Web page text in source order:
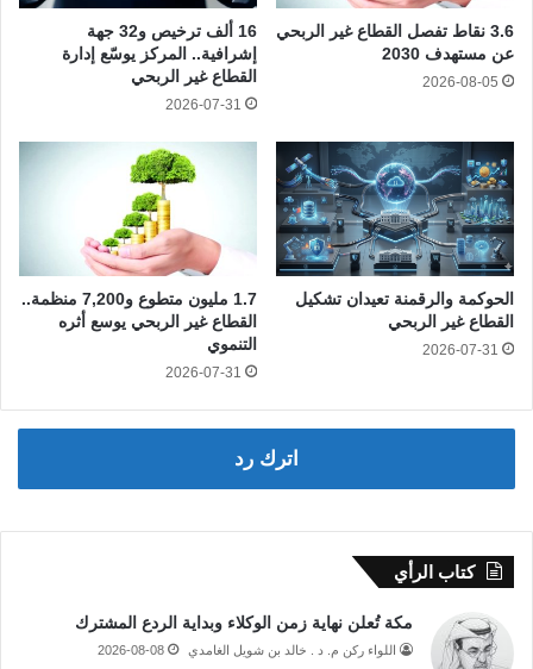
3.6 نقاط تفصل القطاع غير الربحي
عن مستهدف 2030
2026-08-05
16 ألف ترخيص و32 جهة
إشرافية.. المركز يوسّع إدارة
القطاع غير الربحي
2026-07-31
الحوكمة والرقمنة تعيدان تشكيل
القطاع غير الربحي
2026-07-31
1.7 مليون متطوع و7,200 منظمة..
القطاع غير الربحي يوسع أثره
التنموي
2026-07-31
اترك رد
كتاب الرأي
مكة تُعلن نهاية زمن الوكلاء وبداية الردع المشترك
اللواء ركن م. د . خالد بن شويل الغامدي 2026-08-08